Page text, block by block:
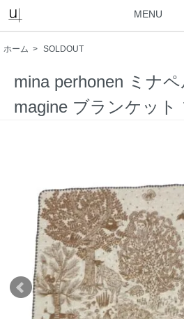
MENU
ホーム > SOLDOUT
mina perhonen ミナ
magine ブランケット